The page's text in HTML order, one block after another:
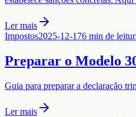
Ler mais
Impostos2025-12-176 min de
Preparar o Modelo
Guia para preparar a declaração
Ler mais